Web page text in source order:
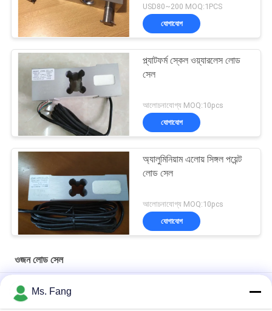
USD80~200 MOQ:1PCS
যোগাযোগ
প্ল্যাটফর্ম স্কেল ওয়্যারলেস লোড
সেল
আলোচনাযোগ্য MOQ:10pcs
যোগাযোগ
অ্যালুমিনিয়াম এলোয় সিঙ্গল পয়েন্ট
লোড সেল
আলোচনাযোগ্য MOQ:10pcs
যোগাযোগ
ওজন লোড সেল
আসল আসল তাইওয়ান MAVIN ওজন সেন্সর NA3 100kg বেঞ্চ ওজন স্কেল লোড সেল
Ms. Fang